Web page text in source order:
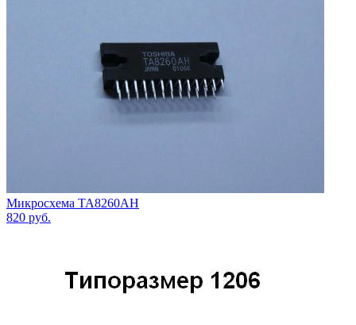
Микросхема TA8260AH
820 руб.